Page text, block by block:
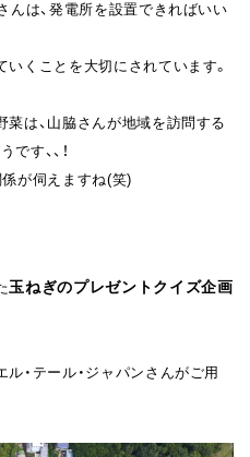
んは、発電所を設置できればいい
くことを大切にされています。
は、山脇さんが地域を訪問する
す、、！
が伺えますね(笑)
玉ねぎのプレゼントクイズ企画
・テール・ジャパンさんがご用